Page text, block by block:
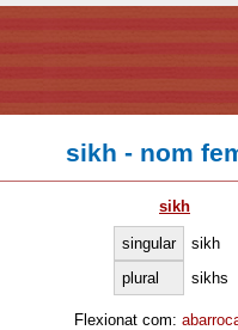
sikh - nom
sikh
singular
sikh
plural
sikhs
Flexionat com: